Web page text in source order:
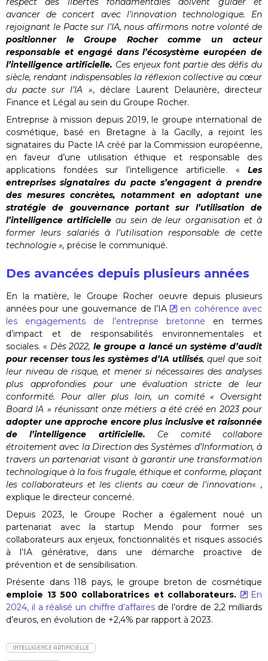
avancer de concert avec l’innovation technologique. En
rejoignant le Pacte sur l’IA, nous affirmons notre volonté de
positionner le Groupe Rocher comme un acteur
responsable et engagé dans l’écosystème européen de
l’intelligence artificielle. Ces enjeux font partie des défis du
siècle, rendant indispensables la réflexion collective au cœur
du pacte sur l’IA », déclare Laurent Delaurière, directeur
Finance et Légal au sein du Groupe Rocher.
Entreprise à mission depuis 2019, le groupe international de
cosmétique, basé en Bretagne à la Gacilly, a rejoint les
signataires du Pacte IA créé par la Commission européenne,
en faveur d’une utilisation éthique et responsable des
applications fondées sur l’intelligence artificielle. « Les
entreprises signataires du pacte s’engagent à prendre
des mesures concrètes, notamment en adoptant une
stratégie de gouvernance portant sur l’utilisation de
l’intelligence artificielleau sein de leur organisation et à
former leurs salariés à l’utilisation responsable de cette
technologie », précise le communiqué.
Des avancées depuis plusieurs années
En la matière, le Groupe Rocher oeuvre depuis plusieurs
années pour une gouvernance de l’IA
en cohérence avec
les engagements de l’entreprise bretonne en termes
d’impact et de responsabilités environnementales et
sociales. « Dès 2022,le groupe a lancé un système d’audit
pour recenser tous les systèmes d’IA utilisés, quel que soit
leur niveau de risque, et mener si nécessaires des analyses
plus approfondies pour une évaluation stricte de leur
conformité. Pour aller plus loin, un comité « Oversight
Board IA » réunissant onze métiers a été créé en 2023 pour
adopter une approche encore plus inclusive et raisonnée
de l’intelligence artificielle. Ce comité collabore
étroitement avec la Direction des Systèmes d’Information, à
travers un partenariat visant à garantir une transformation
technologique à la fois frugale, éthique et conforme, plaçant
les collaborateurs et les clients au cœur de l’innovation« ,
explique le directeur concerné.
Depuis 2023, le Groupe Rocher a également noué un
partenariat avec la startup Mendo pour former ses
collaborateurs aux enjeux, fonctionnalités et risques associés
à l’IA générative, dans une démarche proactive de
prévention et de sensibilisation.
Présente dans 118 pays, le groupe breton de cosmétique
emploie 13 500 collaboratrices et collaborateurs.
En
2024, il a réalisé un chiffre d’affaires de l’ordre de 2,2 milliards
d’euros, en évolution de +2,4% par rapport à 2023.
INTELLIGENCE ARTIFICIELLE